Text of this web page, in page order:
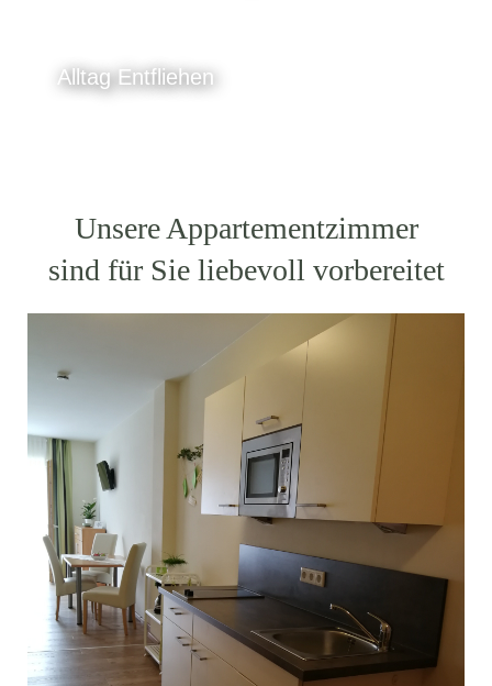
Alltag Entfliehen
Unsere Appartementzimmer
sind für Sie liebevoll vorbereitet